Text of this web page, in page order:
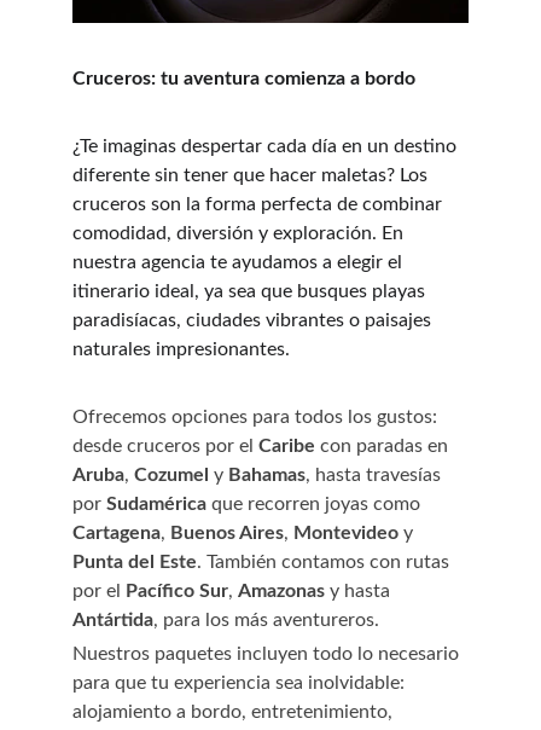
Cruceros: tu aventura comienza a bordo
¿Te imaginas despertar cada día en un destino
diferente sin tener que hacer maletas? Los
cruceros son la forma perfecta de combinar
comodidad, diversión y exploración. En
nuestra agencia te ayudamos a elegir el
itinerario ideal, ya sea que busques playas
paradisíacas, ciudades vibrantes o paisajes
naturales impresionantes.
Ofrecemos opciones para todos los gustos:
desde cruceros por el Caribe con paradas en
Aruba, Cozumel y Bahamas, hasta travesías
por Sudamérica que recorren joyas como
Cartagena, Buenos Aires, Montevideo y
Punta del Este. También contamos con rutas
por el
Pacífico Sur, Amazonas y hasta
Antártida, para los más aventureros.
Nuestros paquetes incluyen todo lo necesario
para que tu experiencia sea inolvidable:
alojamiento a bordo, entretenimiento,